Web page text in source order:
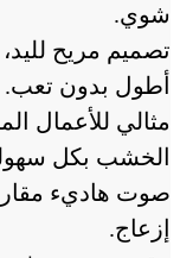
شوي.
تصميم مريح
أطول بدون تعب.
مثالي للأعمال
الخشب بكل
صوت هاديء
إزعاج.